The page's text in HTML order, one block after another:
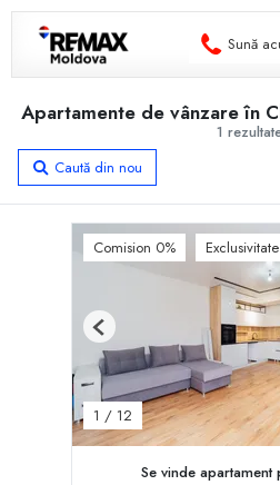
Sună
1
Apartamente de vânzare în
Caută din nou
Comision 0% Exclusivitate
1 / 12
Previous
Se vinde apartament